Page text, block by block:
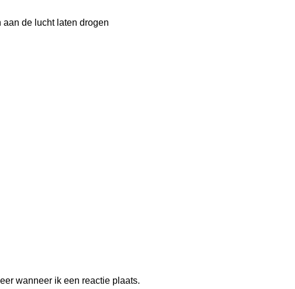
de lucht laten drogen
wanneer ik een reactie plaats.